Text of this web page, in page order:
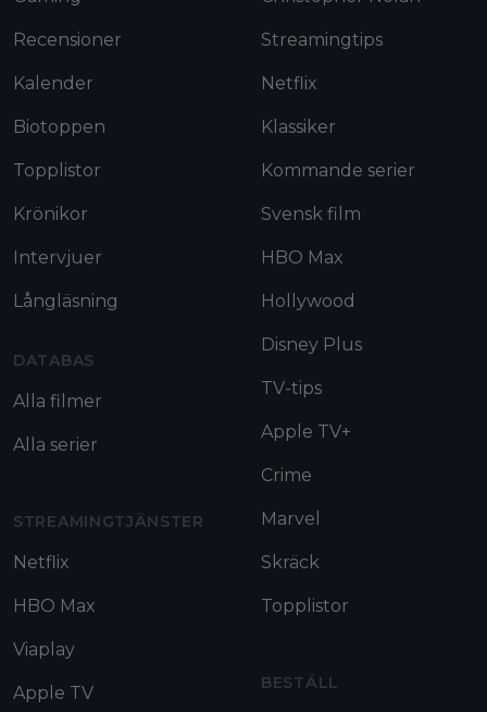
Recensioner
Kalender
Biotoppen
Topplistor
Krönikor
Intervjuer
Långläsning
DATABAS
Alla filmer
Alla serier
STREAMINGTJÄNSTER
Netflix
HBO Max
Viaplay
Apple TV
Streamingtips
Netflix
Klassiker
Kommande serier
Svensk film
HBO Max
Hollywood
Disney Plus
TV-tips
Apple TV+
Crime
Marvel
Skräck
Topplistor
BESTÄLL